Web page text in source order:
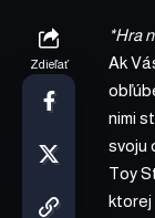
Zdieľať
*Hra
Ak
nimi
svoju
Toy
ktorej